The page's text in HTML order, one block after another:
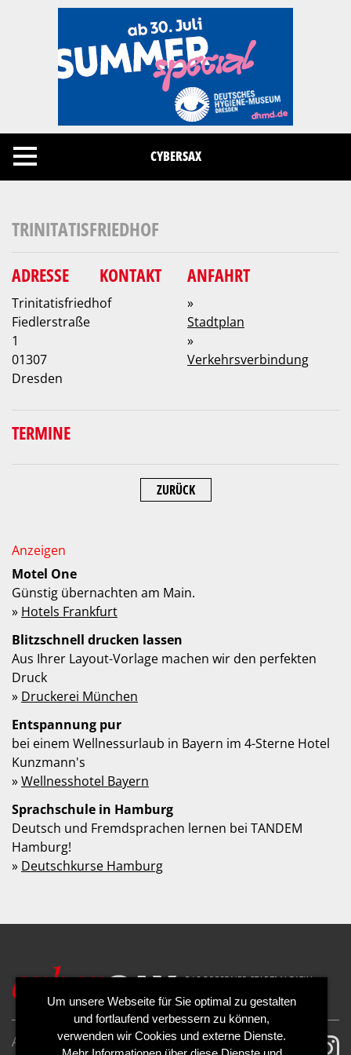
CYBERSAX
TRINITATISFRIEDHOF
ADRESSE
Trinitatisfriedhof
Fiedlerstraße
1
01307
Dresden
KONTAKT ANFAHRT
»
Stadtplan
»
Verkehrsverbindung
TERMINE
ZURÜCK
Motel One
Günstig übernachten am Main.
» Hotels Frankfurt
Blitzschnell drucken lassen
Aus Ihrer Layout-Vorlage machen wir den perfekten
Druck
» Druckerei München
Entspannung pur
bei einem Wellnessurlaub in Bayern im 4-Sterne Hotel
Kunzmann's
»Wellnesshotel Bayern
Sprachschule in Hamburg
Deutsch und Fremdsprachen lernen bei TANDEM
Hamburg!
» Deutschkurse Hamburg
AGB
Impressum
Cookies management panel
Um unsere Webseite für Sie optimal zu gestalten
und fortlaufend verbessern zu können,
verwenden wir Cookies und externe Dienste.